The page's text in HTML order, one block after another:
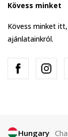
Kövess minket
Kövess minket
ajánlatainkról.
Hungary